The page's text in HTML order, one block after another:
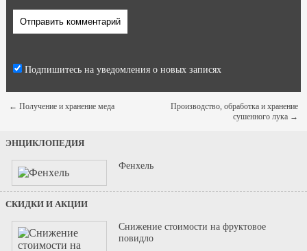
Подпишитесь на уведомления о новых записях
← Получение и хранение меда
Производство, обработка и хранение
сушенного лука →
ЭНЦИКЛОПЕДИЯ
Фенхель
СКИДКИ И АКЦИИ
Снижение стоимости на фруктовое
повидло